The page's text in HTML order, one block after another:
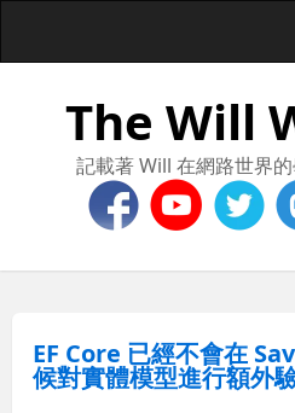
The Will
記載著 Will 在網路世界
EF Core 已經不會在
候對實體模型進行額外